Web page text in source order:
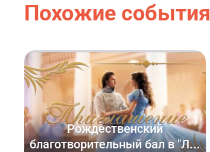
Похожие события
Рождественский
благотворительный бал в "Л...